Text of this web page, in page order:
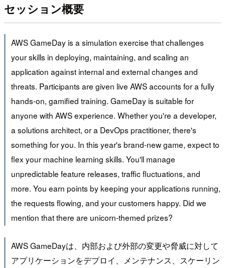
セッション概要
AWS GameDay is a simulation exercise that challenges
your skills in deploying, maintaining, and scaling an
application against internal and external changes and
threats. Participants are given live AWS accounts for a fully
hands-on, gamified training. GameDay is suitable for
anyone with AWS experience. Whether you're a developer,
a solutions architect, or a DevOps practitioner, there's
something for you. In this year's brand-new game, expect to
flex your machine learning skills. You'll manage
unpredictable feature releases, traffic fluctuations, and
more. You earn points by keeping your applications running,
the requests flowing, and your customers happy. Did we
mention that there are unicorn-themed prizes?
AWS GameDayは、内部および外部の変更や脅威に対して
アプリケーションをデプロイ、メンテナンス、スケーリン